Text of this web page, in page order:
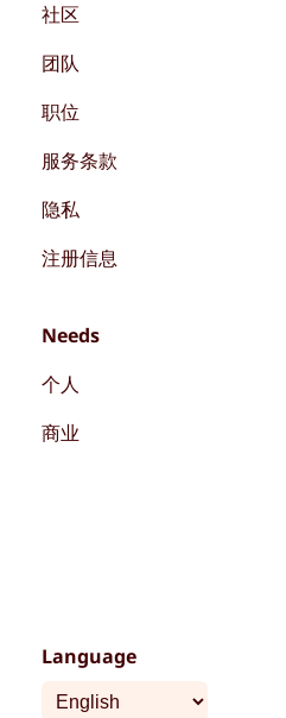
社区
团队
职位
服务条款
隐私
注册信息
Needs
个人
商业
Language